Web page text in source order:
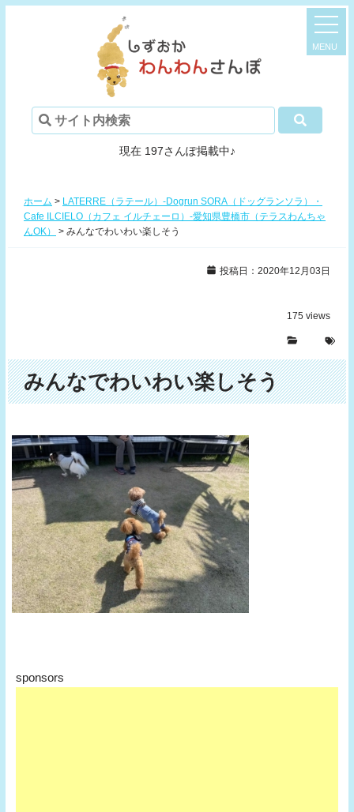
現在 197さんぽ掲載中♪
ホーム > LATERRE（ラテール）-Dogrun SORA（ドッグランソラ）・
Cafe ILCIELO（カフェ イルチェーロ）-愛知県豊橋市（テラスわんちゃ
んOK）
> みんなでわいわい楽しそう
投稿日：2020年12月03日
175 views
みんなでわいわい楽しそう
sponsors